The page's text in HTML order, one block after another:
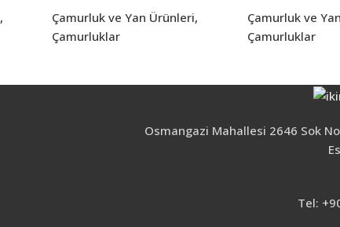
,
Çamurluk ve Yan Ürünleri,
Çamurluklar
Çamurluk ve
Çamurluklar
Osmangazi Mahallesi 2646 Sok
Tel: